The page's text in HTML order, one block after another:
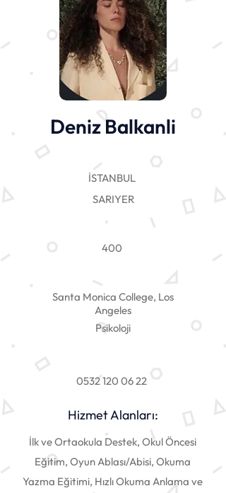
Deniz Balkanli
İSTANBUL
SARIYER
400
Santa Monica College, Los
Angeles
Psikoloji
0532 120 06 22
Hizmet Alanları:
İlk ve Ortaokula Destek, Okul Öncesi
Eğitim, Oyun Ablası/Abisi, Okuma
Yazma Eğitimi, Hızlı Okuma Anlama ve